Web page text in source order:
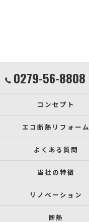
0279-56-8808
コンセプト
エコ断熱リフォーム
よくある質問
当社の特徴
リノベーション
断熱